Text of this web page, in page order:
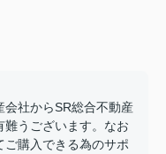
会社からSR総合不動産
うございます。なお
購入できる為のサポ